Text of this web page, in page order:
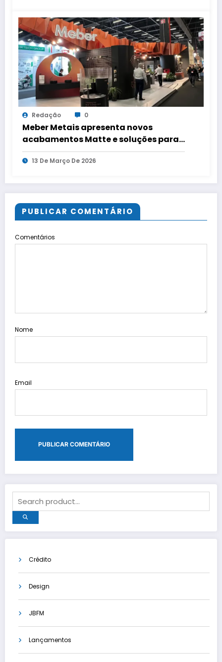
Redação 0
Meber Metais apresenta novos
acabamentos Matte e soluções para
cozinha na Expo Revestir 2026
13 De Março De 2026
PUBLICAR COMENTÁRIO
Comentários
Nome
Email
Crédito
Design
JBFM
Lançamentos